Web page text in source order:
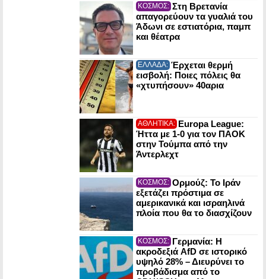
ΚΟΣΜΟΣ: Στη Βρετανία
απαγορεύουν τα γυαλιά του
Άδωνι σε εστιατόρια, παμπ
και θέατρα
ΕΛΛΑΔΑ: Έρχεται θερμή
εισβολή: Ποιες πόλεις θα
«χτυπήσουν» 40αρια
ΑΘΛΗΤΙΚΑ: Europa League:
Ήττα με 1-0 για τον ΠΑΟΚ
στην Τούμπα από την
Άντερλεχτ
ΚΟΣΜΟΣ: Ορμούζ: Το Ιράν
εξετάζει πρόστιμα σε
αμερικανικά και ισραηλινά
πλοία που θα το διασχίζουν
ΚΟΣΜΟΣ: Γερμανία: Η
ακροδεξιά AfD σε ιστορικό
υψηλό 28% – Διευρύνει το
προβάδισμα από το